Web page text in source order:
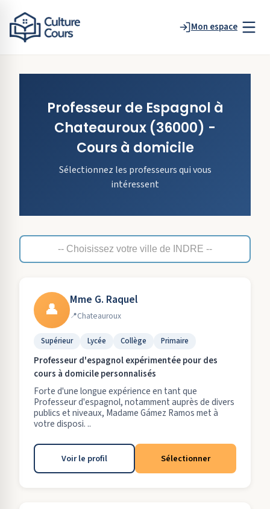
Mon espace
Professeur de Espagnol à
Chateauroux (36000) -
Cours à domicile
Sélectionnez les professeurs qui vous
intéressent
👤 Mme G. Raquel
Chateauroux
Supérieur Lycée Collège Primaire
Professeur d'espagnol expérimentée pour des
cours à domicile personnalisés
Forte d'une longue expérience en tant que
Professeur d'espagnol, notamment auprès de divers
publics et niveaux, Madame Gámez Ramos met à
votre disposi. ..
Voir le profil Sélectionner